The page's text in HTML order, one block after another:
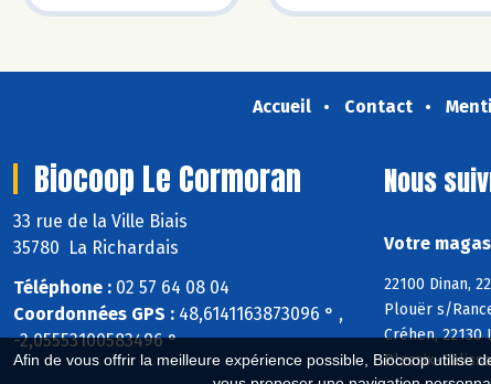
Afin de vous offrir la meilleure expérience possible, Biocoop utilise
Accueil Contact
Biocoop Le Cormoran
33 rue de la Ville Biais
35780 La Richardais
Téléphone : 02 57 64 08 04
Coordonnées GPS : 48,6141163873096 ° ,
-2,05553100583496 °
Nous
Votre
22100 Dinan,
Plouër s/
Créhen, 22130
Plessix-